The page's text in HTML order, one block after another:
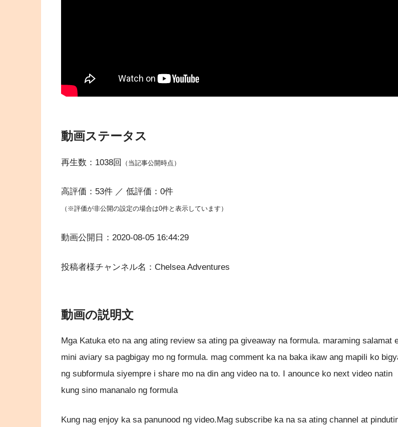
動画ステータス
再生数：1038回 （当記事公開時点）
高評価：53件 ／ 低評価：0件
（※評価が非公開の設定の場合は0件と表示しています）
動画公開日：2020-08-05 16:44:29
投稿者様チャンネル名：Chelsea Adventures
動画の説明文
Mga Katuka eto na ang ating review sa ating pa giveaway na formula. maraming salamat
mini aviary sa pagbigay mo ng formula. mag comment ka na baka ikaw ang mapili ko
ng subformula siyempre i share mo na din ang video na to. I anounce ko next video natin
kung sino mananalo ng formula
Kung nag enjoy ka sa panunood ng video.Mag subscribe ka na sa ating channel at